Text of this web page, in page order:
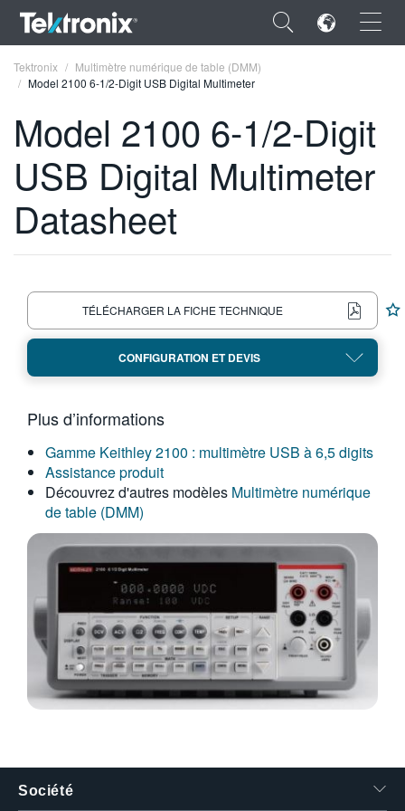
×
ENGLISH
FRANÇAIS
简体中文
繁體中文
Tektronix
Multimètre numérique de table (DMM)
Model 2100 6-1/2-Digit USB Digital Multimeter
Model 2100 6-1/2-Digit
USB Digital Multimeter
Datasheet
TÉLÉCHARGER LA FICHE TECHNIQUE
CONFIGURATION ET DEVIS
Plus d’informations
Gamme Keithley 2100 : multimètre USB à 6,5 digits
Assistance produit
Découvrez d'autres modèles Multimètre numérique
de table (DMM)
Société